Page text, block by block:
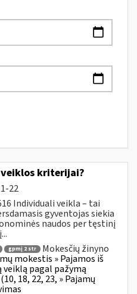
kriterijai?
22
Individuali veikla – tai
gyventojas siekia
naudos per tęstinį
gpmį 2 str
Mokesčių žinyno
mokestis » Pajamos iš
pagal pažymą
18, 22, 23, » Pajamų